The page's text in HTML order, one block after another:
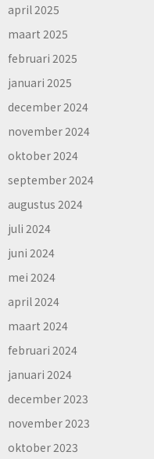
april 2025
maart 2025
februari 2025
januari 2025
december 2024
november 2024
oktober 2024
september 2024
augustus 2024
juli 2024
juni 2024
mei 2024
april 2024
maart 2024
februari 2024
januari 2024
december 2023
november 2023
oktober 2023